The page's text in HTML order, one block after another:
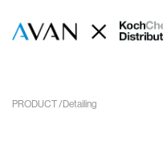
PRODUCT Detailing